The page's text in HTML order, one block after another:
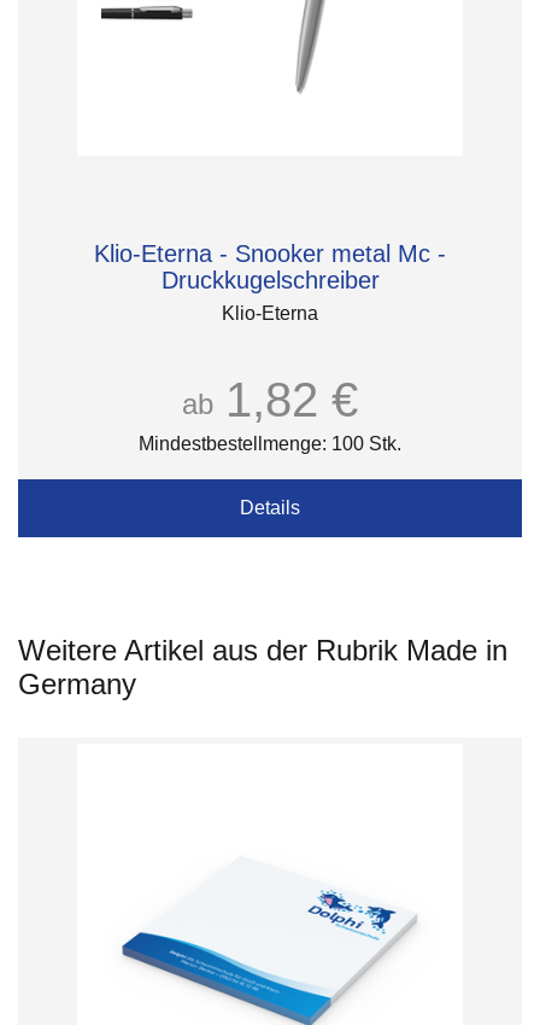
Klio-Eterna - Snooker metal Mc -
Druckkugelschreiber
Klio-Eterna
ab 1,82 €
Mindestbestellmenge: 100 Stk.
Details
Weitere Artikel aus der Rubrik Made in
Germany